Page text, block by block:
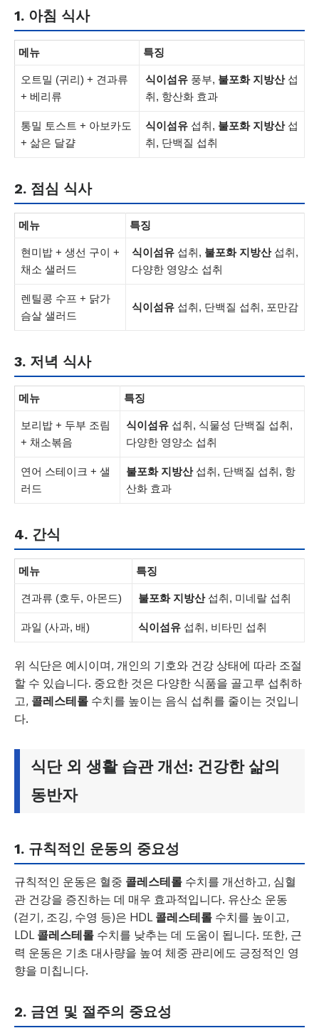
1. 아침 식사
메뉴 특징
오트밀 (귀리) + 견과류
+ 베리류
식이섬유 풍부, 불포화 지방산섭
취, 항산화 효과
통밀 토스트 + 아보카도
+ 삶은 달걀
식이섬유 섭취, 불포화 지방산섭
취, 단백질 섭취
2. 점심 식사
메뉴 특징
현미밥 + 생선 구이 +
채소 샐러드
식이섬유 섭취, 불포화 지방산섭취,
다양한 영양소 섭취
렌틸콩 수프 + 닭가
슴살 샐러드
식이섬유 섭취, 단백질 섭취, 포만감
3. 저녁 식사
메뉴 특징
보리밥 + 두부 조림
+ 채소볶음
식이섬유 섭취, 식물성 단백질 섭취,
다양한 영양소 섭취
연어 스테이크 + 샐
러드
불포화 지방산섭취, 단백질 섭취, 항
산화 효과
4. 간식
메뉴 특징
견과류 (호두, 아몬드) 불포화 지방산섭취, 미네랄 섭취
과일 (사과, 배) 식이섬유 섭취, 비타민 섭취
위 식단은 예시이며, 개인의 기호와 건강 상태에 따라 조절
할 수 있습니다. 중요한 것은 다양한 식품을 골고루 섭취하
고, 콜레스테롤 수치를 높이는 음식 섭취를 줄이는 것입니
다.
식단 외 생활 습관 개선: 건강한 삶의
동반자
1. 규칙적인 운동의 중요성
규칙적인 운동은 혈중 콜레스테롤 수치를 개선하고, 심혈
관 건강을 증진하는 데 매우 효과적입니다. 유산소 운동
(걷기, 조깅, 수영 등)은 HDL 콜레스테롤 수치를 높이고,
LDL 콜레스테롤 수치를 낮추는 데 도움이 됩니다. 또한, 근
력 운동은 기초 대사량을 높여 체중 관리에도 긍정적인 영
향을 미칩니다.
2. 금연 및 절주의 중요성